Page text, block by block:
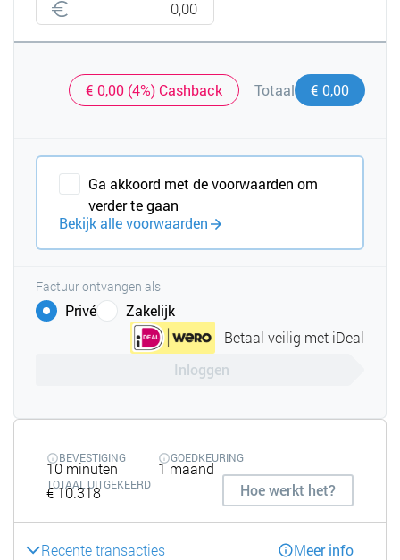
€ 0,00 (4%) Cashback Totaal € 0,00
Ga akkoord met de voorwaarden om
verder te gaan
Bekijk alle voorwaarden
Factuur ontvangen als
Privé
Zakelijk
Betaal veilig met iDeal
Inloggen
BEVESTIGING
10 minuten
GOEDKEURING
1 maand
TOTAAL UITGEKEERD
€ 10.318 Hoe werkt het?
Recente transacties Meer info